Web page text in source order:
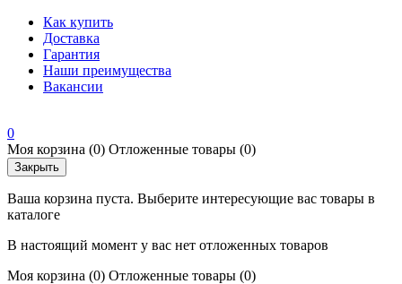
Как купить
Доставка
Гарантия
Наши преимущества
Вакансии
0
Моя корзина (0) Отложенные товары (0)
Закрыть
Ваша корзина пуста. Выберите интересующие вас товары в
каталоге
В настоящий момент у вас нет отложенных товаров
Моя корзина (0) Отложенные товары (0)